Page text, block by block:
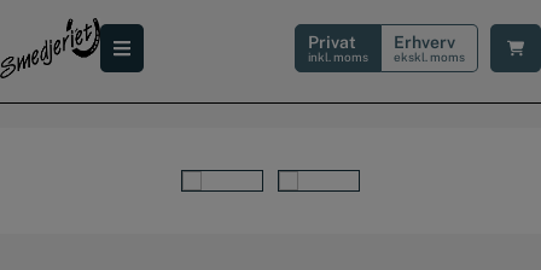
indholdet
Privat
inkl. moms
Erhverv
ekskl. moms